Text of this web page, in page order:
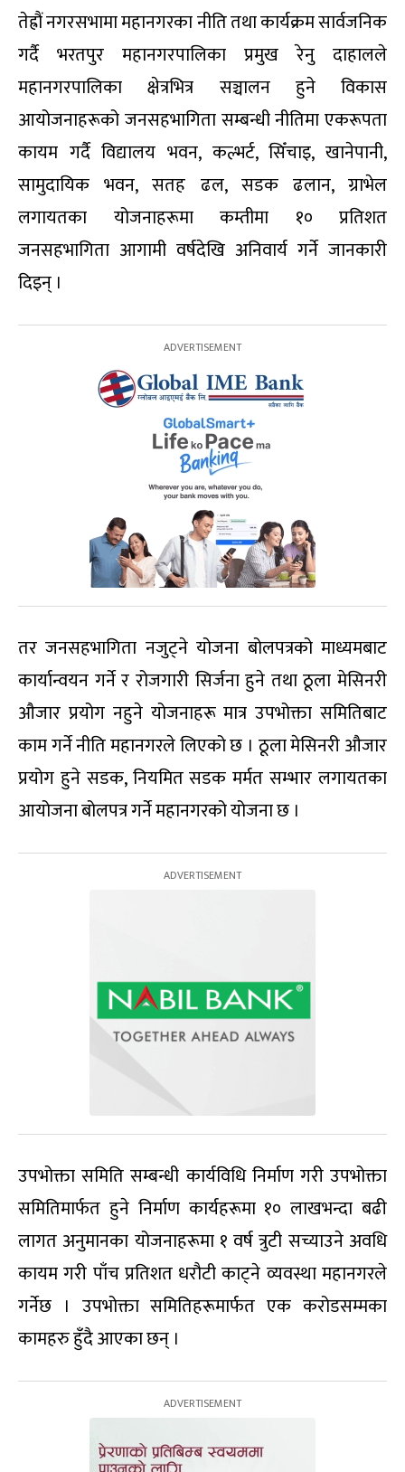
तेह्रौं नगरसभामा महानगरका नीति तथा कार्यक्रम सार्वजनिक
गर्दै भरतपुर महानगरपालिका प्रमुख रेनु दाहालले
महानगरपालिका क्षेत्रभित्र सञ्चालन हुने विकास
आयोजनाहरूको जनसहभागिता सम्बन्धी नीतिमा एकरूपता
कायम गर्दै विद्यालय भवन, कल्भर्ट, सिँचाइ, खानेपानी,
सामुदायिक भवन, सतह ढल, सडक ढलान, ग्राभेल
लगायतका योजनाहरूमा कम्तीमा १० प्रतिशत
जनसहभागिता आगामी वर्षदेखि अनिवार्य गर्ने जानकारी
दिइन् ।
तर जनसहभागिता नजुट्ने योजना बोलपत्रको माध्यमबाट
कार्यान्वयन गर्ने र रोजगारी सिर्जना हुने तथा ठूला मेसिनरी
औजार प्रयोग नहुने योजनाहरू मात्र उपभोक्ता समितिबाट
काम गर्ने नीति महानगरले लिएको छ । ठूला मेसिनरी औजार
प्रयोग हुने सडक, नियमित सडक मर्मत सम्भार लगायतका
आयोजना बोलपत्र गर्ने महानगरको योजना छ ।
उपभोक्ता समिति सम्बन्धी कार्यविधि निर्माण गरी उपभोक्ता
समितिमार्फत हुने निर्माण कार्यहरूमा १० लाखभन्दा बढी
लागत अनुमानका योजनाहरूमा १ वर्ष त्रुटी सच्याउने अवधि
कायम गरी पाँच प्रतिशत धरौटी काट्ने व्यवस्था महानगरले
गर्नेछ । उपभोक्ता समितिहरूमार्फत एक करोडसम्मका
कामहरु हुँदै आएका छन् ।